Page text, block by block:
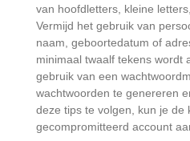
van hoofdletters, kleine
Vermijd het gebruik van
naam, geboortedatum of
minimaal twaalf tekens wordt
gebruik van een
wachtwoorden te genereren
deze tips te volgen, kun je de
gecompromitteerd account